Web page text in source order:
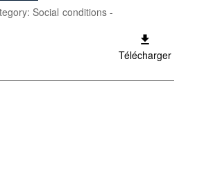
Social conditions -
Télécharger